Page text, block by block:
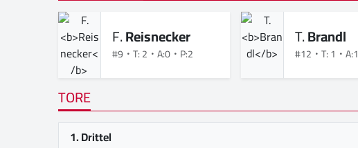
F.Reisnecker
#9 T: 2 A:0 P:2
T.Brandl
#12 T: 1 A:1
TORE
1. Drittel